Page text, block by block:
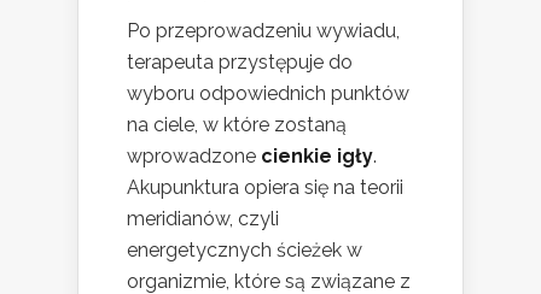
Po przeprowadzeniu wywiadu,
terapeuta przystępuje do
wyboru odpowiednich punktów
na ciele, w które zostaną
wprowadzone cienkie igły.
Akupunktura opiera się na teorii
meridianów, czyli
energetycznych ścieżek w
organizmie, które są związane z